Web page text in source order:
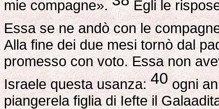
mie compagne».
Egli le
Essa se ne andò con le
Alla fine dei due mesi tornò dal
promesso con voto. Essa non
Israele questa usanza:40ogni
piangerela figlia di Iefte il